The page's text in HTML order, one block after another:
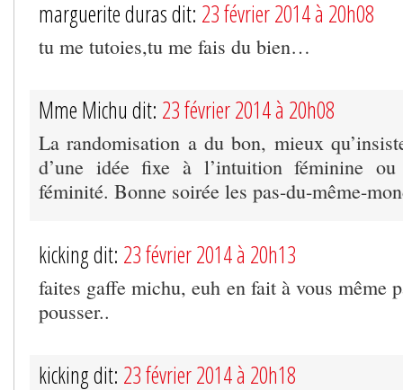
marguerite duras dit: 23 février 2014 à 20h08
tu me tutoies,tu me fais du bien…
Mme Michu dit: 23 février 2014 à 20h08
La randomisation a du bon, mieux
d’une idée fixe à l’intuition féminine
féminité. Bonne soirée les pas-du-même-
kicking dit: 23 février 2014 à 20h13
faites gaffe michu, euh en fait à vous même
pousser..
kicking dit: 23 février 2014 à 20h18